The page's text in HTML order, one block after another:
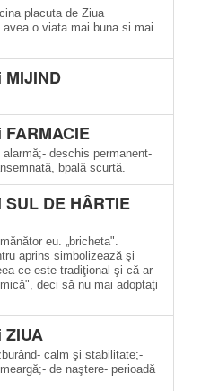
placuta de Ziua
o viata mai buna si mai
MIJIND
FARMACIE
deschis permanent-
bpală scurtă.
SUL DE HÂRTIE
eu. „bricheta".
aprins simbolizează şi
ce este tradiţional şi că ar
deci să nu mai adoptaţi
ZIUA
calm şi stabilitate;-
de naştere- perioadă